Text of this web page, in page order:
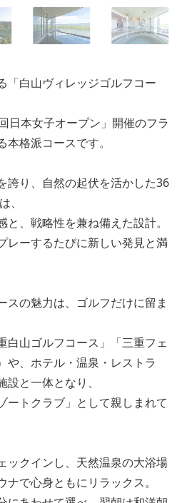
「白山ヴィレッジゴルフコー
日本女子オープン」開催のフラ
格派コースです。
誇り、自然の起伏を活かした36
、
、戦略性を兼ね備えた設計。
レーするたびに新しい発見と満
スの魅力は、ゴルフだけに留ま
白山ゴルフコース」「三重フェ
や、ホテル・温泉・レストラ
と一体となり、
ートクラブ」として親しまれて
ックインし、天然温泉の大浴場
で心身ともにリラックス。